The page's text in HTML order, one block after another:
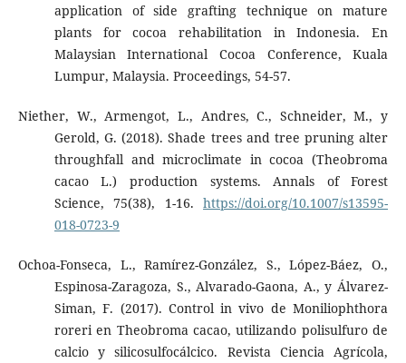
application of side grafting technique on mature
plants for cocoa rehabilitation in Indonesia. En
Malaysian International Cocoa Conference, Kuala
Lumpur, Malaysia. Proceedings, 54-57.
Niether, W., Armengot, L., Andres, C., Schneider, M., y
Gerold, G. (2018). Shade trees and tree pruning alter
throughfall and microclimate in cocoa (Theobroma
cacao L.) production systems. Annals of Forest
Science, 75(38), 1-16.https://doi.org/10.1007/s13595-
018-0723-9
Ochoa-Fonseca, L., Ramírez-González, S., López-Báez, O.,
Espinosa-Zaragoza, S., Alvarado-Gaona, A., y Álvarez-
Siman, F. (2017). Control in vivo de Moniliophthora
roreri en Theobroma cacao, utilizando polisulfuro de
calcio y silicosulfocálcico. Revista Ciencia Agrícola,